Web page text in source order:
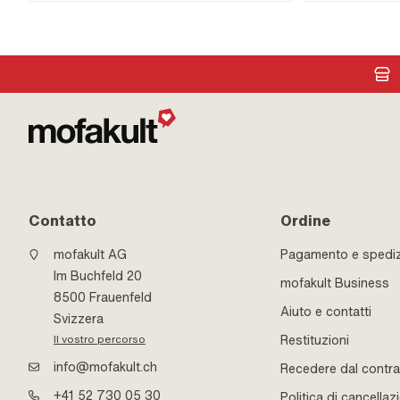
Contatto
mofakult AG
Im Buchfeld 20
8500 Frauenfeld
Svizzera
Il vostro percorso
info@mofakult.ch
+41 52 730 05 30
Ordine
Pagamento e
mofakult Business
Aiuto e contatti
Restituzioni
Recedere dal